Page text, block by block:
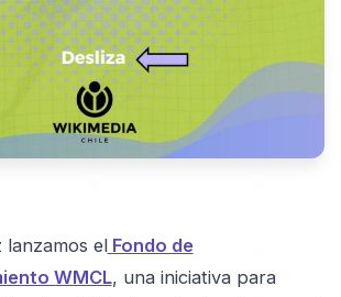
elFondo de
WMCL, una iniciativa para